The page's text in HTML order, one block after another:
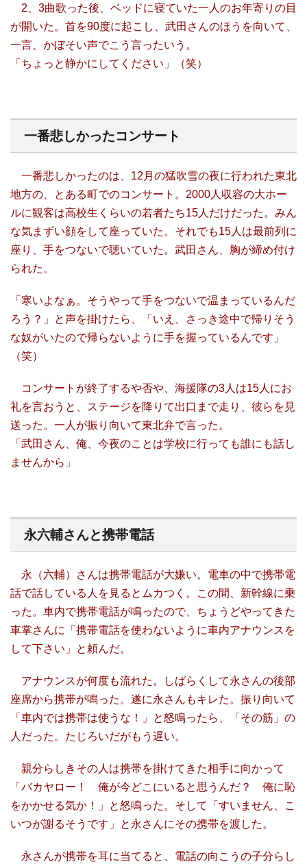
2、3曲歌った後、ベッドに寝ていた一人のお年寄りの目
が開いた。首を90度に起こし、武田さんのほうを向いて、
一言、かぼそい声でこう言ったいう。
「ちょっと静かにしてください」（笑）
一番悲しかったコンサート
一番悲しかったのは、12月の猛吹雪の夜に行われた東北
地方の、とある町でのコンサート。2000人収容の大ホー
ルに観客は高校生くらいの若者たち15人だけだった。みん
な気まずい顔をして座っていた。それでも15人は最前列に
座り、手をつないで聴いていた。武田さん、胸が締め付け
られた。
「寒いよなぁ。そうやって手をつないで温まっているんだ
ろう？」と声を掛けたら、「いえ、さっき途中で帰りそう
な奴がいたので帰らないように手を握っているんです」
（笑）
コンサートが終了するや否や、海援隊の3人は15人にお
礼を言おうと、ステージを降りて出口まで走り、彼らを見
送った。一人が振り向いて東北弁で言った。
「武田さん、俺、今夜のことは学校に行っても誰にも話し
ませんから」
永六輔さんと携帯電話
永（六輔）さんは携帯電話が大嫌い。電車の中で携帯電
話で話している人を見るとムカつく。この間、新幹線に乗
った。車内で携帯電話が鳴ったので、ちょうどやってきた
車掌さんに「携帯電話を使わないように車内アナウンスを
して下さい」と頼んだ。
アナウンスが何度も流れた。しばらくして永さんの後部
座席から携帯が鳴った。遂に永さんもキレた。振り向いて
「車内では携帯は使うな！」と怒鳴ったら、「その筋」の
人だった。たじろいだがもう遅い。
親分らしきその人は携帯を掛けてきた相手に向かって
「バカヤロー！ 俺が今どこにいると思うんだ？ 俺に恥
をかかせる気か！」と怒鳴った。そして「すいません、こ
いつが謝るそうです」と永さんにその携帯を渡した。
永さんが携帯を耳に当てると、電話の向こうの子分らし